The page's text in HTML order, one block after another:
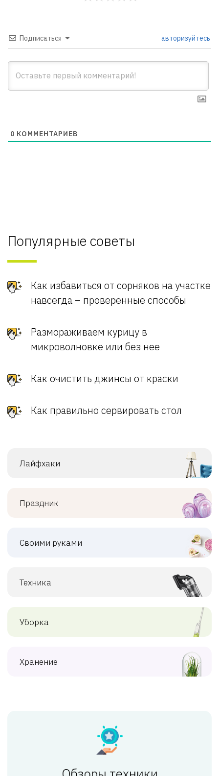
Подписаться авторизуйтесь
0 КОММЕНТАРИЕВ
Популярные советы
Как избавиться от сорняков на участке
навсегда – проверенные способы
Размораживаем курицу в
микроволновке или без нее
Как очистить джинсы от краски
Как правильно сервировать стол
Лайфхаки
Праздник
Своими руками
Техника
Уборка
Хранение